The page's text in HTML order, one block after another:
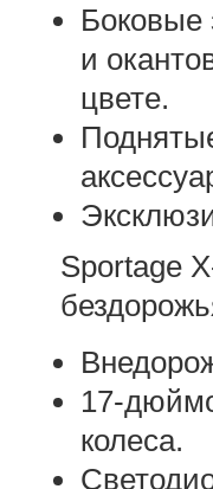
Боковые
и
цвете.
Sportage
17-
колеса.